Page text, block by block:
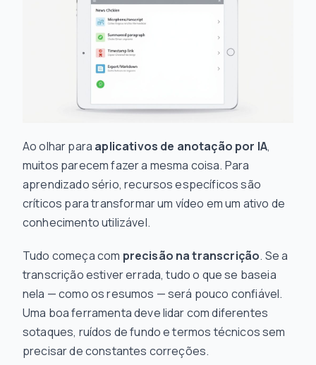
Ao olhar para aplicativos de anotação por IA,
muitos parecem fazer a mesma coisa. Para
aprendizado sério, recursos específicos são
críticos para transformar um vídeo em um ativo de
conhecimento utilizável.
Tudo começa com precisão na transcrição. Se a
transcrição estiver errada, tudo o que se baseia
nela — como os resumos — será pouco confiável.
Uma boa ferramenta deve lidar com diferentes
sotaques, ruídos de fundo e termos técnicos sem
precisar de constantes correções.